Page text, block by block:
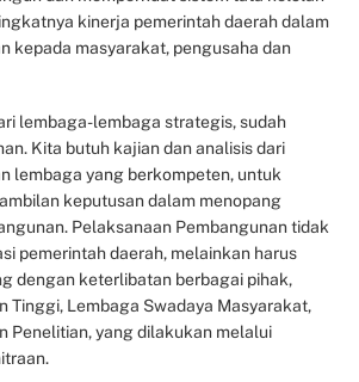
kinerja pemerintah daerah dalam
kepada masyarakat, pengusaha dan
lembaga-lembaga strategis, sudah
Kita butuh kajian dan analisis dari
lembaga yang berkompeten, untuk
keputusan dalam menopang
Pelaksanaan Pembangunan tidak
pemerintah daerah, melainkan harus
dengan keterlibatan berbagai pihak,
Tinggi, Lembaga Swadaya Masyarakat,
Penelitian, yang dilakukan melalui